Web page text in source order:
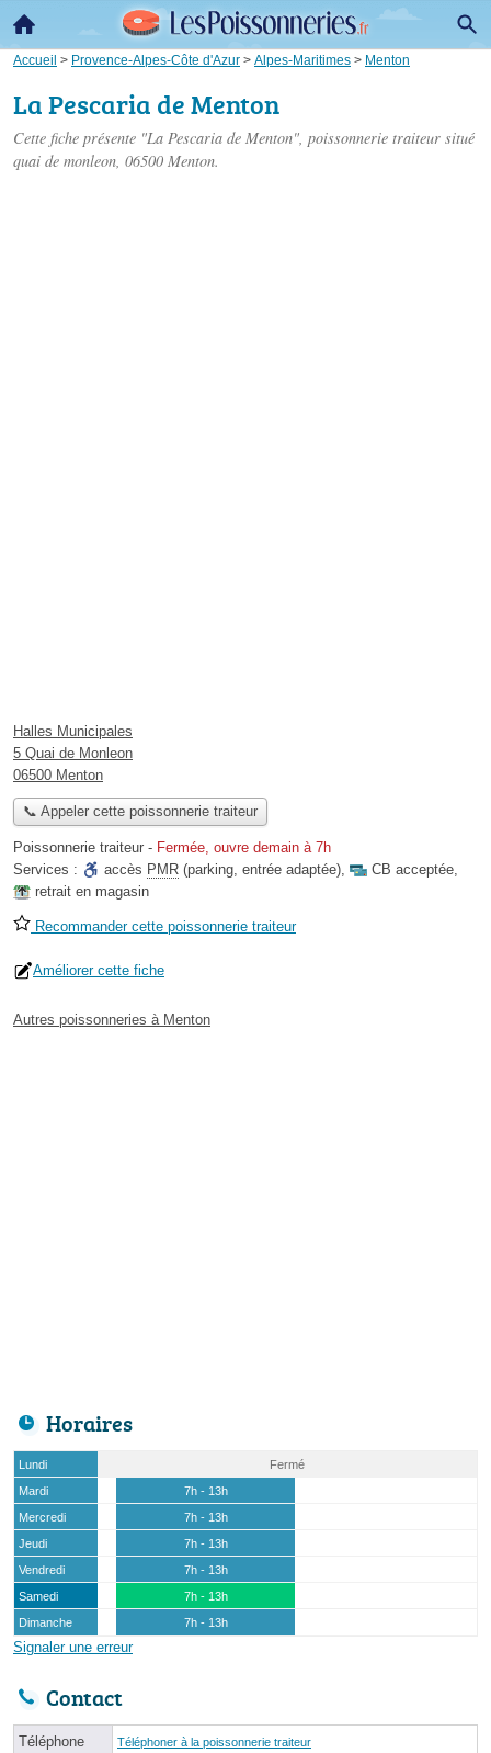
Accueil > Provence-Alpes-Côte d'Azur > Alpes-Maritimes > Menton
La Pescaria de Menton
Cette fiche présente "La Pescaria de Menton", poissonnerie traiteur situé
quai de monleon, 06500 Menton.
Halles Municipales
5 Quai de Monleon
06500 Menton
📞 Appeler cette poissonnerie traiteur
Poissonnerie traiteur - Fermée, ouvre demain à 7h
Services :
accès PMR (parking, entrée adaptée), CB acceptée,
retrait en magasin
Recommander cette poissonnerie traiteur
Améliorer cette fiche
Autres poissonneries à Menton
Horaires
Lundi
Fermé
Mardi
7h - 13h
Mercredi
7h - 13h
Jeudi
7h - 13h
Vendredi
7h - 13h
Samedi
7h - 13h
Dimanche
7h - 13h
Signaler une erreur
Contact
Téléphone Téléphoner à la poissonnerie traiteur